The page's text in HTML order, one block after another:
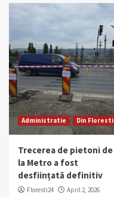
Administratie Din Floresti
Trecerea de pietoni de
la Metro a fost
desființată definitiv
Floresti24 April 2, 2026